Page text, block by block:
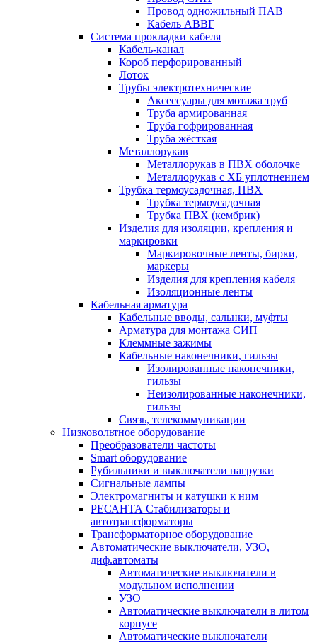
Провод одножильный ПАВ
Кабель АВВГ
Система прокладки кабеля
Кабель-канал
Короб перфорированный
Лоток
Трубы электротехнические
Аксессуары для мотажа труб
Труба армированная
Труба гофрированная
Труба жёсткая
Металлорукав
Металлорукав в ПВХ оболочке
Металлорукав с ХБ уплотнением
Трубка термоусадочная, ПВХ
Трубка термоусадочная
Трубка ПВХ (кембрик)
Изделия для изоляции, крепления и
маркировки
Маркировочные ленты, бирки,
маркеры
Изделия для крепления кабеля
Изоляционные ленты
Кабельная арматура
Кабельные вводы, сальнки, муфты
Арматура для монтажа СИП
Клеммные зажимы
Кабельные наконечники, гильзы
Изолированные наконечники,
гильзы
Неизолированные наконечники,
гильзы
Связь, телекоммуникации
Низковольтное оборудование
Преобразователи частоты
Smart оборудование
Рубильники и выключатели нагрузки
Сигнальные лампы
Электромагниты и катушки к ним
РЕСАНТА Стабилизаторы и
автотрансформаторы
Трансформаторное оборудование
Автоматические выключатели, УЗО,
диф.автоматы
Автоматические выключатели в
модульном исполнении
УЗО
Автоматические выключатели в литом
корпусе
Автоматические выключатели